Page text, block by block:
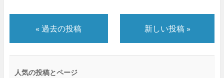
« 過去の投稿 新しい投稿»
人気の投稿とページ